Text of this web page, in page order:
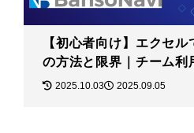
【初心者向け】エクセ
の方法と限界｜チーム利
2025.10.03 2025.09.05